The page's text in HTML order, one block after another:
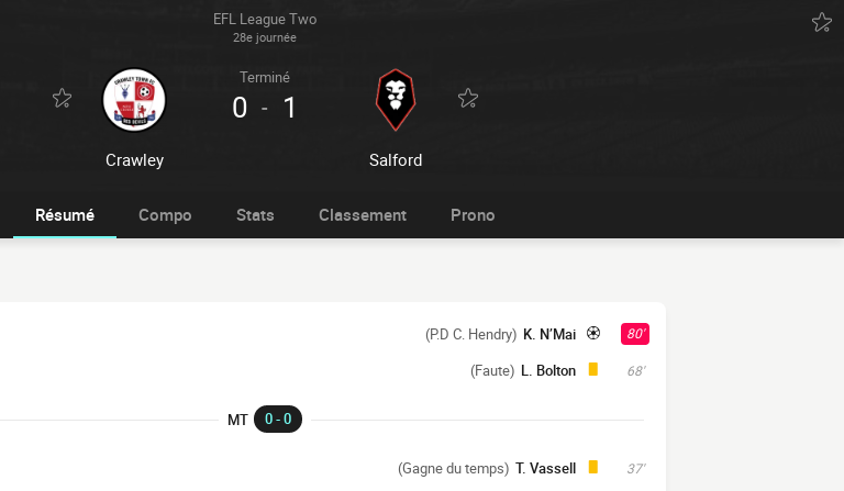
EFL League Two
28e journée
Crawley
Terminé
0 - 1
Salford
Résumé Compo Stats Classement Prono
80'
K. N’Mai
(P.D C. Hendry)
68'
L. Bolton
(Faute)
MT 0 - 0
37'
T. Vassell
(Gagne du temps)